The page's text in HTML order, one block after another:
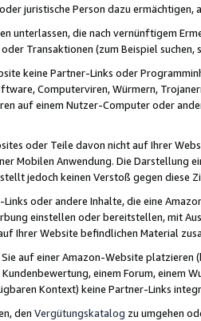
juristische Person dazu
unterlassen, die nach vernünftigem
Transaktionen (zum Beispiel
keine Partner-Links oder
Computerviren, Würmern,
auf einem Nutzer-Computer oder
oder Teile davon nicht auf Ihrer
Mobilen Anwendung. Die Darstellung
jedoch keinen Verstoß gegen diese
Links oder andere Inhalte, die eine
einstellen oder bereitstellen, mit
Ihrer Website befindlichen Material
auf einer Amazon-Website
einem Forum, einem
Kontext) keine Partner-Links
den Vergütungskatalog zu umgehen